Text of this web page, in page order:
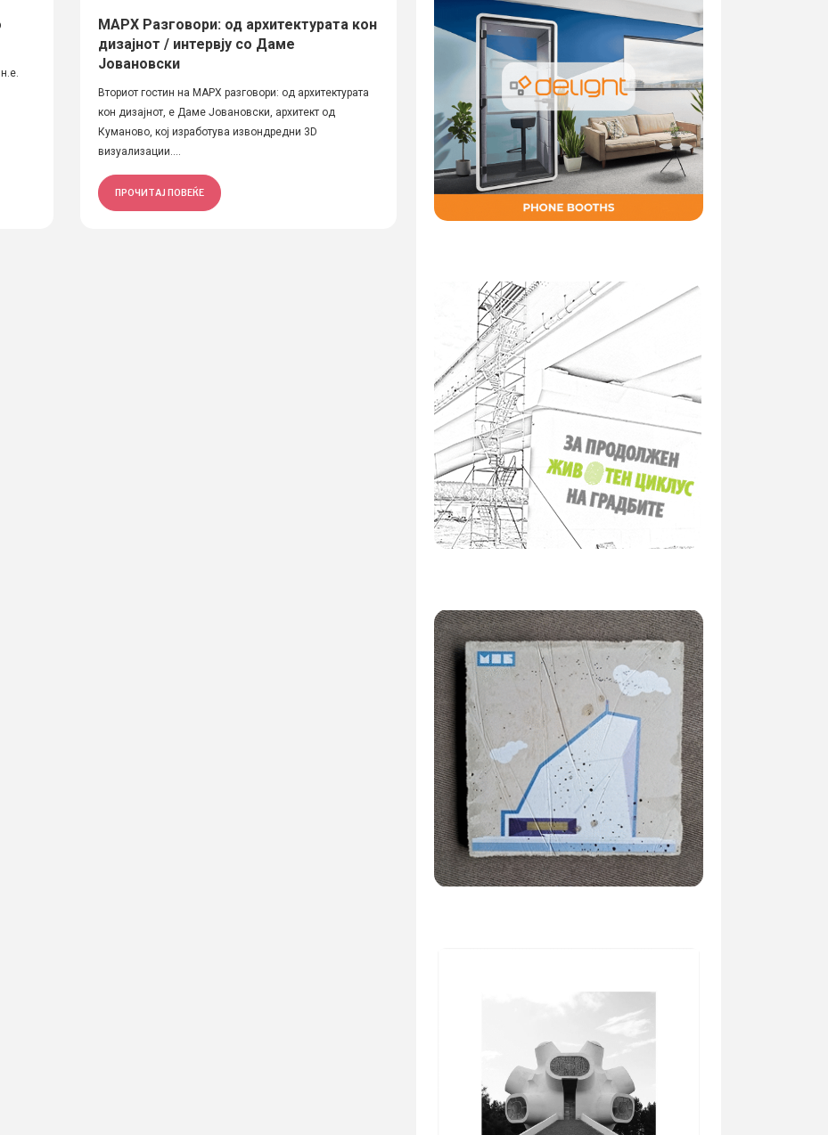
МАРХ Разговори: од архитектурата кон
дизајнот / интервју со Даме
Јовановски
Вториот гостин на МАРХ разговори: од архитектурата
кон дизајнот, е Даме Јовановски, архитект од
Куманово, кој изработува извондредни 3D
визуализации....
ПРОЧИТАЈ ПОВЕЌЕ